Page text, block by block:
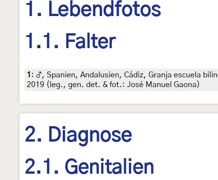
1. Lebendfotos
1.1. Falter
1 : ♂, Spanien, Andalusien, Cádiz, Granja escuela
2019 (leg., gen. det. & fot.: José Manuel Gaona)
2. Diagnose
2.1. Genitalien